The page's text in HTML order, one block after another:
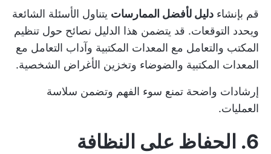
قم بإنشاء دليل لأفضل الممارسات يتناول الأسئلة الشائعة
ويحدد التوقعات. قد يتضمن هذا الدليل نصائح حول تنظيم
المكتب والتعامل مع المعدات المكتبية وآداب التعامل مع
المعدات المكتبية والضوضاء وتخزين الأغراض الشخصية.
إرشادات واضحة تمنع سوء الفهم وتضمن سلاسة
العمليات.
6. الحفاظ على النظافة